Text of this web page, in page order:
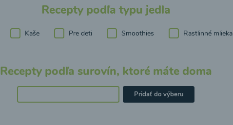
Recepty podľa typu jedla
Kaše Pre deti Smoothies Rastlinné mlieka
Recepty podľa surovín, ktoré máte doma
Pridať do výberu